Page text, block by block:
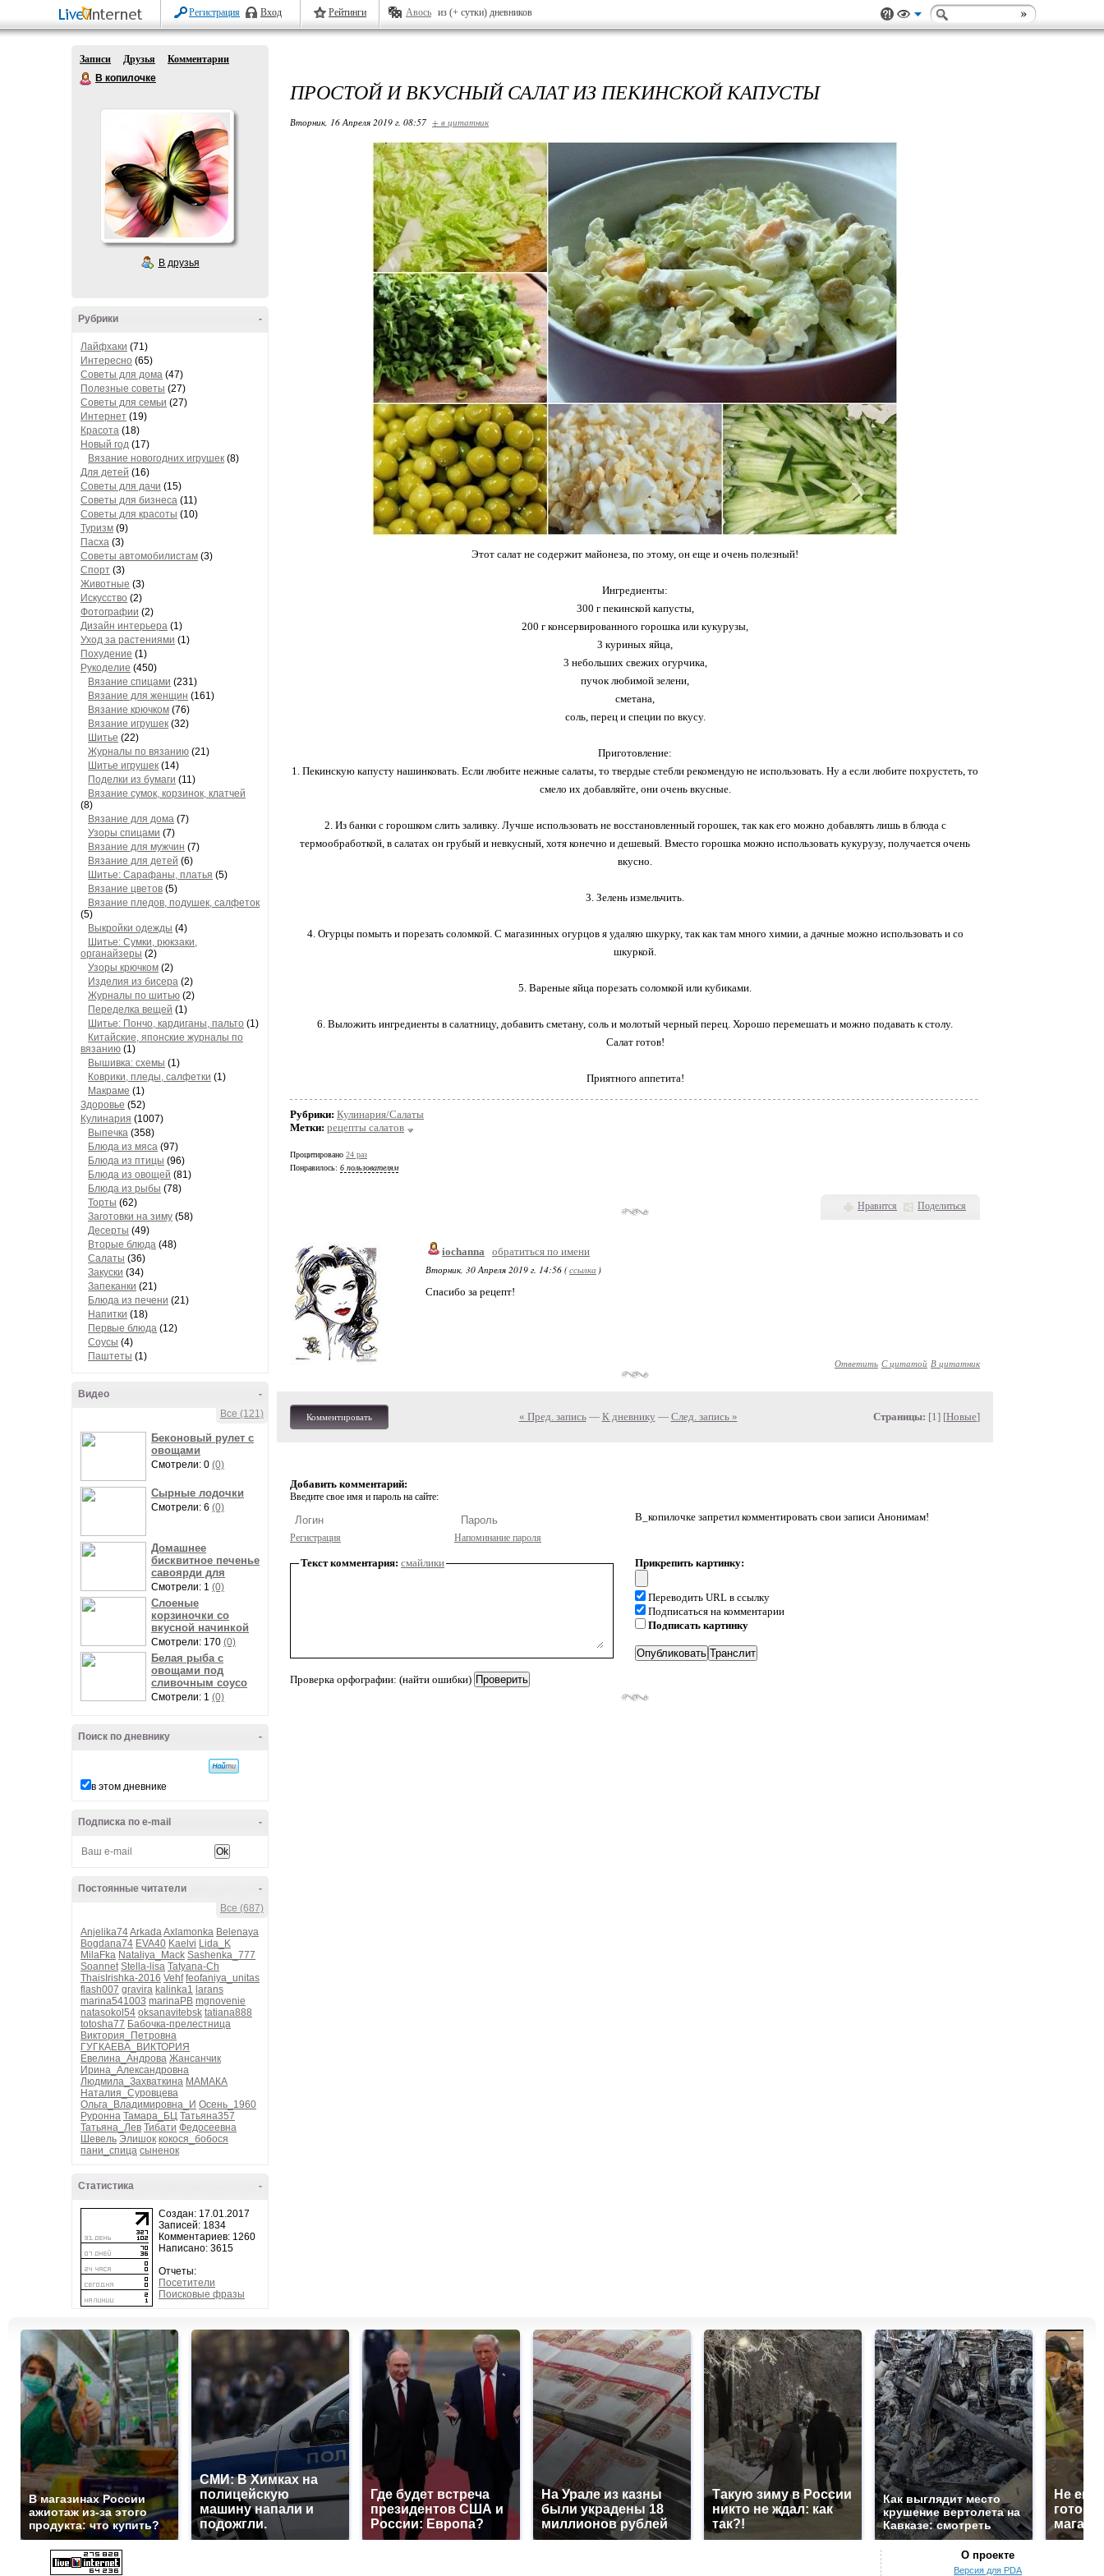
Регистрация Вход Рейтинги Авось из (+ сутки) дневников
Записи Друзья
Комментарии
В копилочке
В друзья
-
Рубрики
Лайфхаки (71)
Интересно (65)
Советы для дома (47)
Полезные советы (27)
Советы для семьи (27)
Интернет (19)
Красота (18)
Новый год (17)
Вязание новогодних игрушек (8)
Для детей (16)
Советы для дачи (15)
Советы для бизнеса (11)
Советы для красоты (10)
Туризм (9)
Пасха (3)
Советы автомобилистам (3)
Спорт (3)
Животные (3)
Искусство (2)
Фотографии (2)
Дизайн интерьера (1)
Уход за растениями (1)
Похудение (1)
Рукоделие (450)
Вязание спицами (231)
Вязание для женщин (161)
Вязание крючком (76)
Вязание игрушек (32)
Шитье (22)
Журналы по вязанию (21)
Шитье игрушек (14)
Поделки из бумаги (11)
Вязание сумок, корзинок, клатчей
(8)
Вязание для дома (7)
Узоры спицами (7)
Вязание для мужчин (7)
Вязание для детей (6)
Шитье: Сарафаны, платья (5)
Вязание цветов (5)
Вязание пледов, подушек, салфеток
(5)
Выкройки одежды (4)
Шитье: Сумки, рюкзаки,
органайзеры (2)
Узоры крючком (2)
Изделия из бисера (2)
Журналы по шитью (2)
Переделка вещей (1)
Шитье: Пончо, кардиганы, пальто (1)
Китайские, японские журналы по
вязанию (1)
Вышивка: схемы (1)
Коврики, пледы, салфетки (1)
Макраме (1)
Здоровье (52)
Кулинария (1007)
Выпечка (358)
Блюда из мяса (97)
Блюда из птицы (96)
Блюда из овощей (81)
Блюда из рыбы (78)
Торты (62)
Заготовки на зиму (58)
Десерты (49)
Вторые блюда (48)
Салаты (36)
Закуски (34)
Запеканки (21)
Блюда из печени (21)
Напитки (18)
Первые блюда (12)
Соусы (4)
Паштеты (1)
-
Видео
Все (121)
Беконовый рулет с
овощами
Смотрели: 0 (0)
Сырные лодочки
Смотрели: 6 (0)
Домашнее
бисквитное печенье
савоярди для
Смотрели: 1 (0)
Слоеные
корзиночки со
вкусной начинкой
Смотрели: 170 (0)
Белая рыба с
овощами под
сливочным соусо
Смотрели: 1 (0)
-
Поиск по дневнику
в этом дневнике
-
Подписка по e-mail
-
Постоянные читатели
Все (687)
Anjelika74ArkadaAxlamonka Belenaya
Bogdana74 EVA40 Kaelvi Lida_K
MilaFka Nataliya_Mack Sashenka_777
Soannet Stella-lisa Tatyana-Ch
ThaisIrishka-2016 Vehf feofaniya_unitas
flash007 gravira kalinka1 larans
marina541003 marinaPB mgnovenie
natasokol54 oksanavitebsk tatiana888
totosha77 Бабочка-прелестница
Виктория_Петровна
ГУГКАЕВА_ВИКТОРИЯ
Евелина_Андрова Жансанчик
Ирина_Александровна
Людмила_Захваткина МАМАКА
Наталия_Суровцева
Ольга_Владимировна_И Осень_1960
Руронна Тамара_БЦ Татьяна357
Татьяна_Лев Тибати Федосеевна
Шевель Элишок кокося_бобося
пани_спица сыненок
-
Статистика
Создан: 17.01.2017
Записей: 1834
Комментариев: 1260
Написано: 3615
Отчеты:
Посетители
Поисковые фразы
ПРОСТОЙ И ВКУСНЫЙ САЛАТ ИЗ ПЕКИНСКОЙ КАПУСТЫ
Вторник, 16 Апреля 2019 г. 08:57 + в цитатник
Этот салат не содержит майонеза, по этому, он еще и очень полезный!
Ингредиенты:
300 г пекинской капусты,
200 г консервированного горошка или кукурузы,
3 куриных яйца,
3 небольших свежих огурчика,
пучок любимой зелени,
сметана,
соль, перец и специи по вкусу.
Приготовление:
1. Пекинскую капусту нашинковать. Если любите нежные салаты, то твердые стебли рекомендую не использовать. Ну а если любите похрустеть, то
смело их добавляйте, они очень вкусные.
2. Из банки с горошком слить заливку. Лучше использовать не восстановленный горошек, так как его можно добавлять лишь в блюда с
термообработкой, в салатах он грубый и невкусный, хотя конечно и дешевый. Вместо горошка можно использовать кукурузу, получается очень
вкусно.
3. Зелень измельчить.
4. Огурцы помыть и порезать соломкой. С магазинных огурцов я удаляю шкурку, так как там много химии, а дачные можно использовать и со
шкуркой.
5. Вареные яйца порезать соломкой или кубиками.
6. Выложить ингредиенты в салатницу, добавить сметану, соль и молотый черный перец. Хорошо перемешать и можно подавать к столу.
Салат готов!
Приятного аппетита!
Рубрики: Кулинария/Салаты
Метки: рецепты салатов
Процитировано 24 раз
Понравилось: 6 пользователям
Нравится Поделиться
iochanna
обратиться по имени
Вторник, 30 Апреля 2019 г. 14:56 (ссылка )
Спасибо за рецепт!
Ответить С цитатой В цитатник
Комментировать « Пред. запись— К дневнику — След. запись » Страницы: [1] [Новые]
Добавить комментарий:
Введите свое имя и пароль на сайте:
Регистрация Напоминание пароля
В_копилочке запретил комментировать свои записи Анонимам!
Текст комментария: смайлики
Проверка орфографии: (найти ошибки)
Прикрепить картинку:
Переводить URL в ссылку
Подписаться на комментарии
Подписать картинку
В магазинах России
ажиотаж из-за этого
продукта: что купить?
СМИ: В Химках на
полицейскую
машину напали и
подожгли.
Где будет встреча
президентов США и
России: Европа?
На Урале из казны
были украдены 18
миллионов рублей
Такую зиму в России
никто не ждал: как
так?!
Как выглядит место
крушение вертолета на
Кавказе: смотреть
Не
О проекте
Версия для PDA